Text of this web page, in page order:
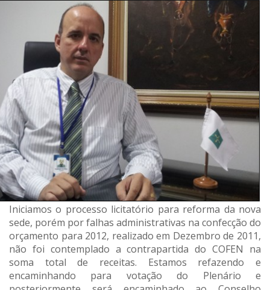
Iniciamos o processo licitatório para reforma da nova
sede, porém por falhas administrativas na confecção do
orçamento para 2012, realizado em Dezembro de 2011,
não foi contemplado a contrapartida do COFEN na
soma total de receitas. Estamos refazendo e
encaminhando para votação do Plenário e